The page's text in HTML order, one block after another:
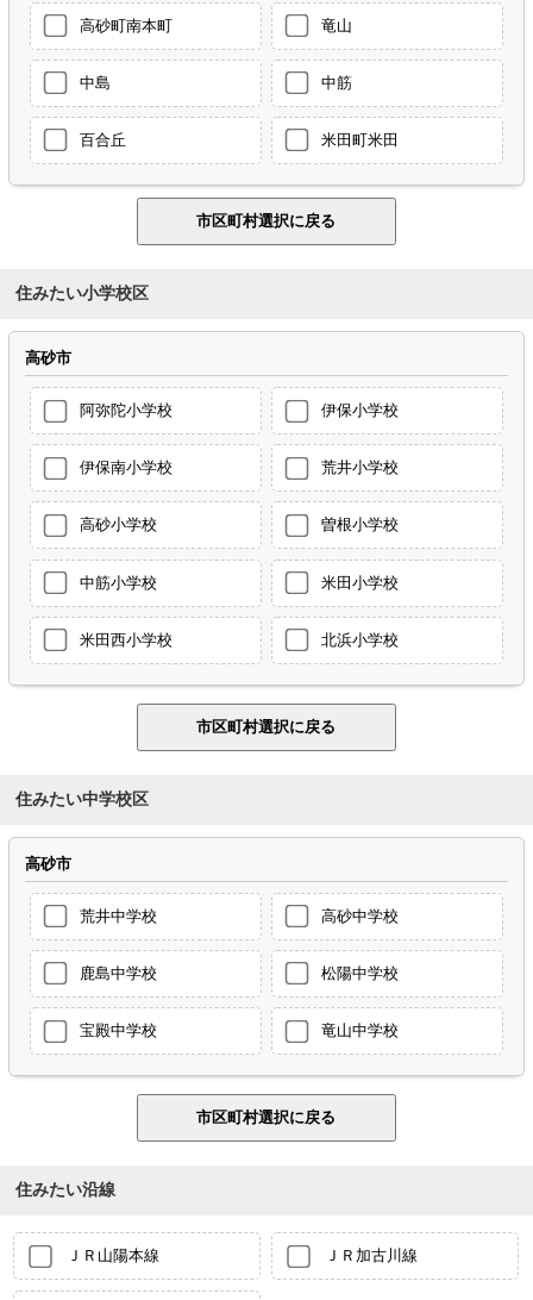
高砂町南本町 竜山
中島 中筋
百合丘 米田町米田
住みたい小学校区
高砂市
阿弥陀小学校 伊保小学校
伊保南小学校 荒井小学校
高砂小学校 曽根小学校
中筋小学校 米田小学校
米田西小学校 北浜小学校
住みたい中学校区
高砂市
荒井中学校 高砂中学校
鹿島中学校 松陽中学校
宝殿中学校 竜山中学校
住みたい沿線
ＪＲ山陽本線 ＪＲ加古川線